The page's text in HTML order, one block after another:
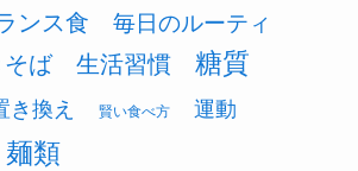
ンス食
毎日のルーティ
ば 生活習慣
糖質
き換え 賢い食べ方 運動
麺類